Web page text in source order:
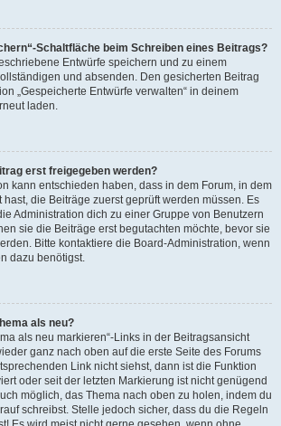
Schaltfläche beim Schreiben eines Beitrags?
Entwürfe speichern und zu einem
und absenden. Den gesicherten Beitrag
„Gespeicherte Entwürfe verwalten“ in deinem
laden.
erst freigegeben werden?
kann entschieden haben, dass in dem Forum, in dem
die Beiträge zuerst geprüft werden müssen. Es
Administration dich zu einer Gruppe von Benutzern
sie die Beiträge erst begutachten möchte, bevor sie
Bitte kontaktiere die Board-Administration, wenn
dazu benötigst.
als neu?
als neu markieren“-Links in der Beitragsansicht
ganz nach oben auf die erste Seite des Forums
Link nicht siehst, dann ist die Funktion
oder seit der letzten Markierung ist nicht genügend
möglich, das Thema nach oben zu holen, indem du
schreibst. Stelle jedoch sicher, dass du die Regeln